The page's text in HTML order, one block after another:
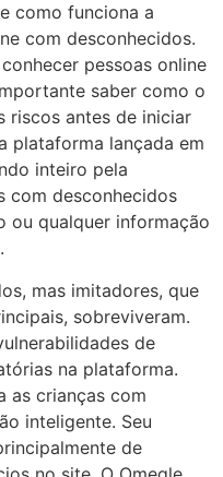
como funciona a
com desconhecidos.
pessoas online
saber como o
riscos antes de iniciar
plataforma lançada em
inteiro pela
com desconhecidos
ou qualquer informação
mas imitadores, que
sobreviveram.
de
na plataforma.
as crianças com
inteligente. Seu
de